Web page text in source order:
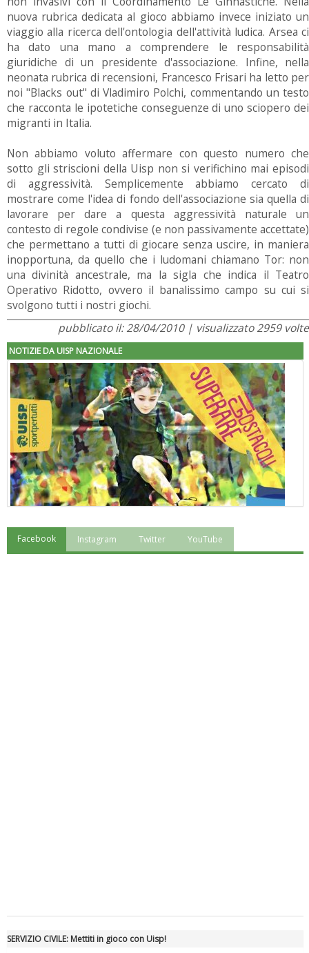
nuova rubrica dedicata al gioco abbiamo invece iniziato un
viaggio alla ricerca dell'ontologia dell'attività ludica. Arsea ci
ha dato una mano a comprendere le responsabilità
giuridiche di un presidente d'associazione. Infine, nella
neonata rubrica di recensioni, Francesco Frisari ha letto per
noi "Blacks out" di Vladimiro Polchi, commentando un testo
che racconta le ipotetiche conseguenze di uno sciopero dei
migranti in Italia.
Non abbiamo voluto affermare con questo numero che
sotto gli striscioni della Uisp non si verifichino mai episodi
di aggressività. Semplicemente abbiamo cercato di
mostrare come l'idea di fondo dell'associazione sia quella di
lavorare per dare a questa aggressività naturale un
contesto di regole condivise (e non passivamente accettate)
che permettano a tutti di giocare senza uscire, in maniera
inopportuna, da quello che i ludomani chiamano Tor: non
una divinità ancestrale, ma la sigla che indica il Teatro
Operativo Ridotto, ovvero il banalissimo campo su cui si
svolgono tutti i nostri giochi.
pubblicato il: 28/04/2010 | visualizzato 2959 volte
NOTIZIE DA UISP NAZIONALE
"Superare gli ostacoli": la relazione di Tiziano Pesce al CN Uisp
Tiziano Pesce a Radio InBlu2000 traccia il bilancio della stagione
Facebook Instagram Twitter YouTube
SERVIZIO CIVILE: Mettiti in gioco con Uisp!